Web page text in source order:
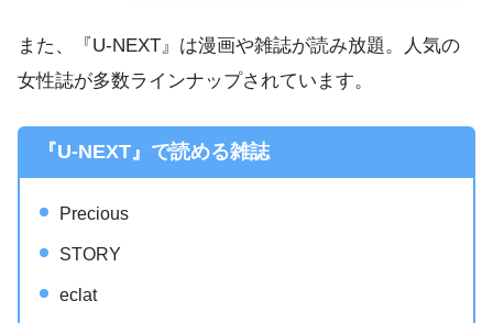
また、『U-NEXT』は漫画や雑誌が読み放題。人気の
女性誌が多数ラインナップされています。
『U-NEXT』で読める雑誌
Precious
STORY
eclat